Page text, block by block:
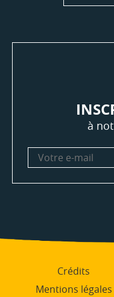
à
Votre
e-
Crédits
Mentions légales